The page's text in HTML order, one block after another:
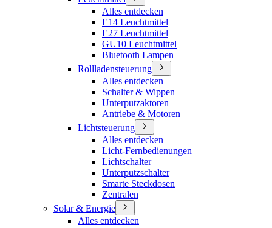
Alles entdecken
E14 Leuchtmittel
E27 Leuchtmittel
GU10 Leuchtmittel
Bluetooth Lampen
Rollladensteuerung
Alles entdecken
Schalter & Wippen
Unterputzaktoren
Antriebe & Motoren
Lichtsteuerung
Alles entdecken
Licht-Fernbedienungen
Lichtschalter
Unterputzschalter
Smarte Steckdosen
Zentralen
Solar & Energie
Alles entdecken